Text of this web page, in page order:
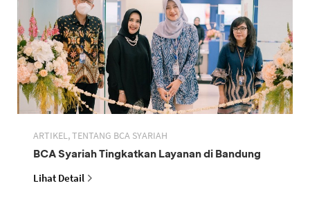
ARTIKEL, TENTANG BCA SYARIAH
BCA Syariah Tingkatkan Layanan di Bandung
Lihat Detail